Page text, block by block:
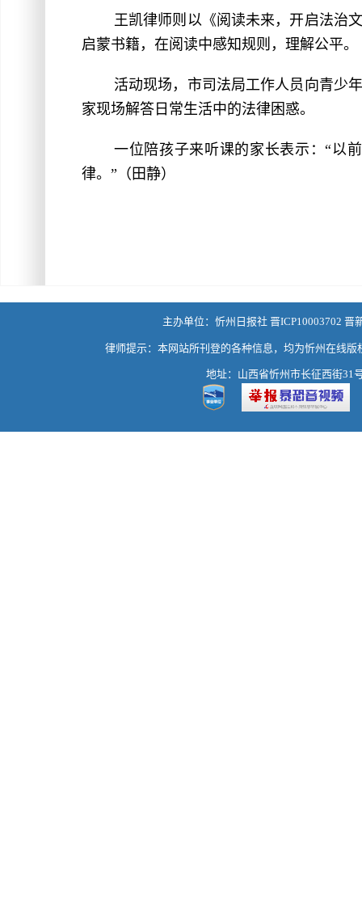
王凯律师则以《阅读未来，开启法治
启蒙书籍，在阅读中感知规则，理解公平。
活动现场，市司法局工作人员向青少
家现场解答日常生活中的法律困惑。
一位陪孩子来听课的家长表示：“以
律。”（田静）
主办单位：忻州日报社 晋ICP10003702 晋
律师提示：本网站所刊登的各种信息，均为忻州在线
地址：山西省忻州市长征西街31